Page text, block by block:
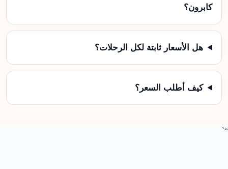
كابرون؟
هل الأسعار ثابتة لكل الرحلات؟
كيف أطلب السعر؟
“`